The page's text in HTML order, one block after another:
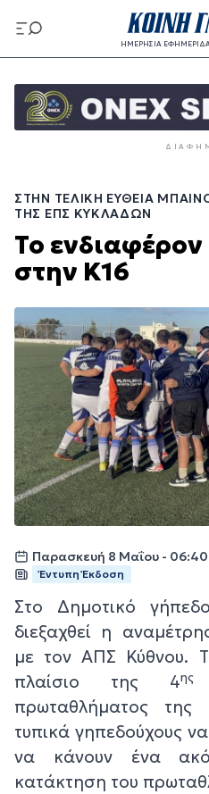
προς
το
περιεχόμενο
ΗΜΕΡΗΣΙΑ
προς
κυρίως
ΣΤΗΝ ΤΕΛΙΚΉ ΕΥΘΕΊΑ
ΤΗΣ ΕΠΣ ΚΥΚΛΆΔΩΝ
Το
στην Κ16
Παρασκευή 8 Μαΐου - 06:40
Έντυπη Έκδοση
Στο Δημοτικό
διεξαχθεί η
με τον ΑΠΣ Κύθνου.
πλαίσιο της 4ης
πρωταθλήματος
τυπικά γηπεδούχους
να κάνουν ένα
κατάκτηση του